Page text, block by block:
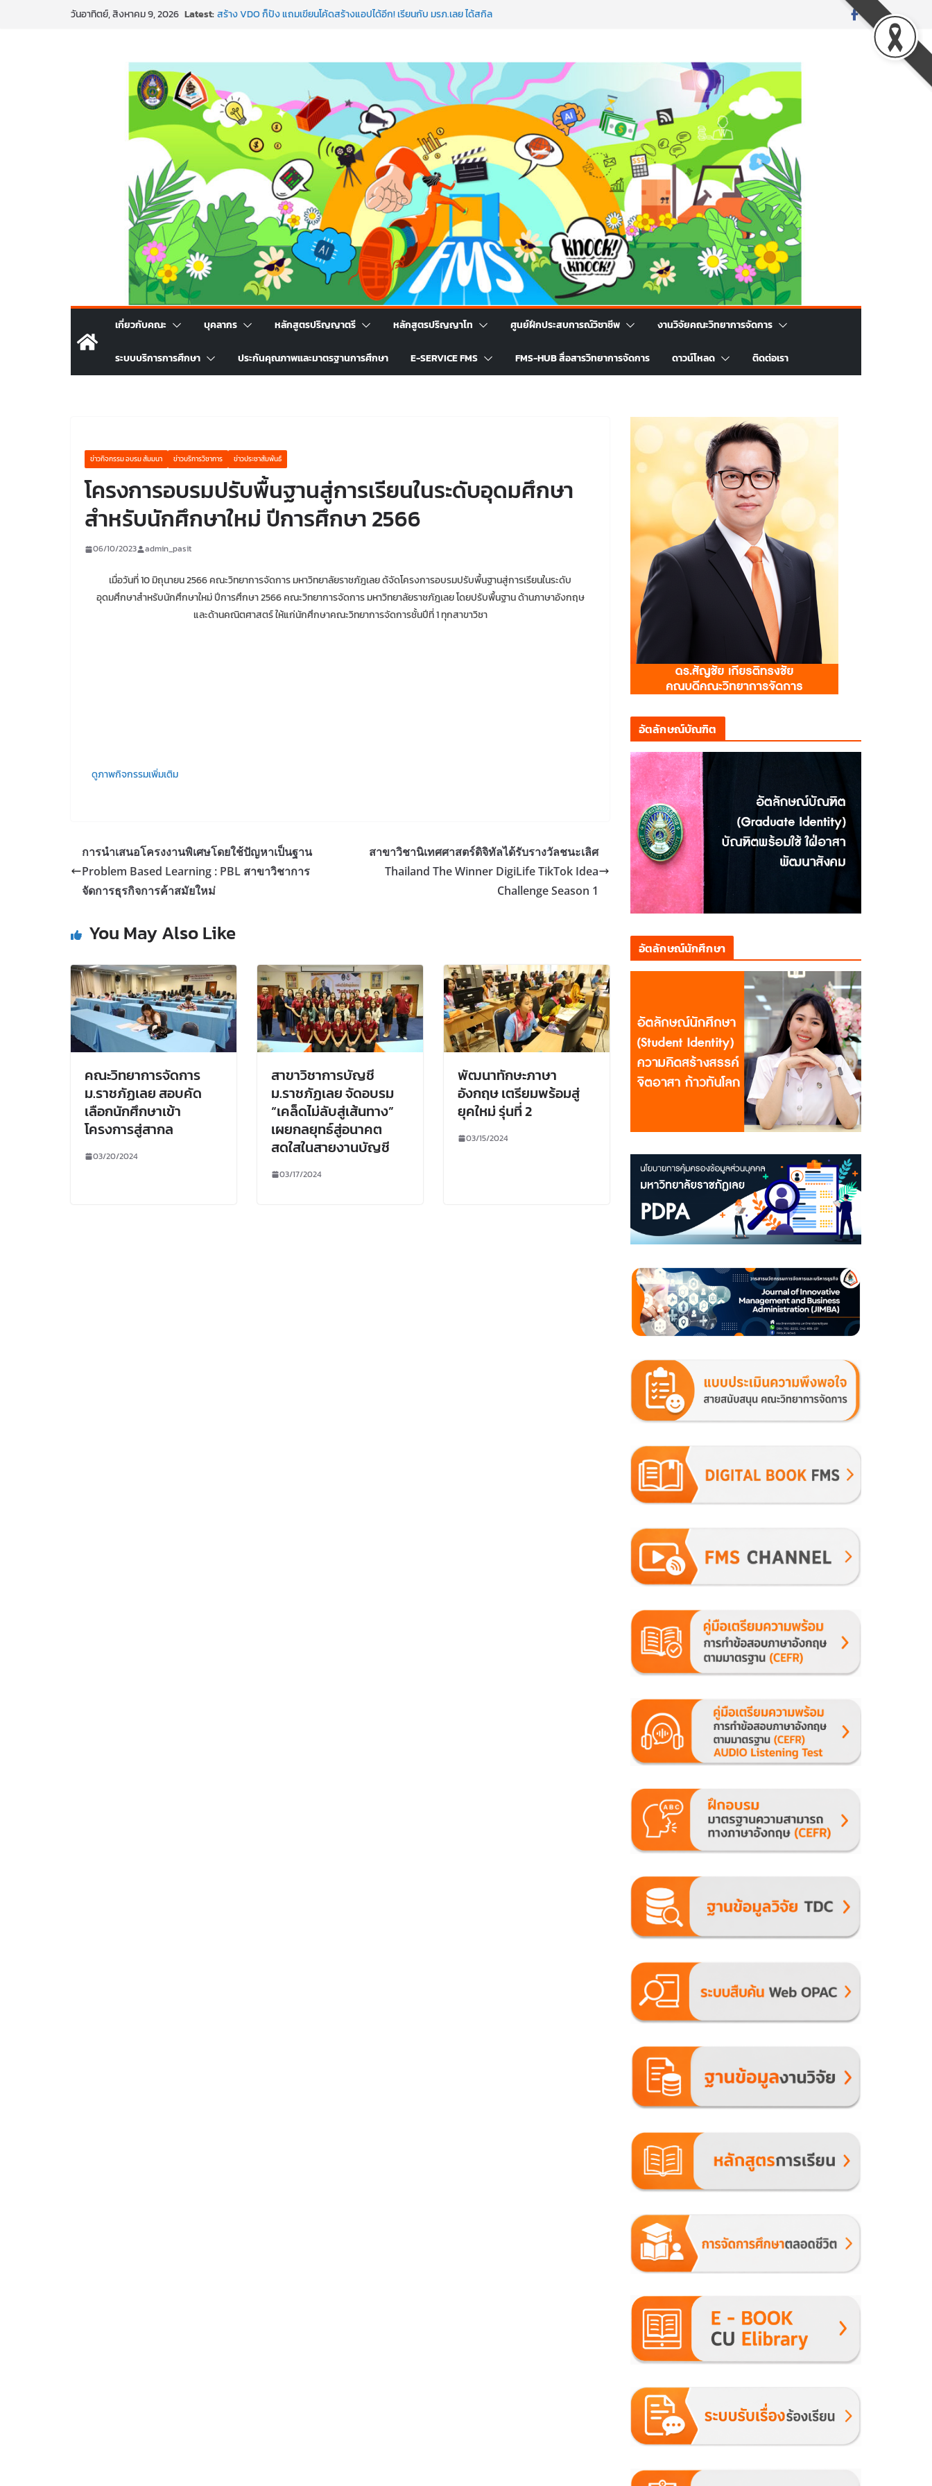
วันอาทิตย์, สิงหาคม 9, 2026 Latest:สร้าง VDO ก็ปัง แถมเขียนโค้ดสร้างแอปได้อีก! เรียนกับ มรภ.เลย ได้สกิล
พาธุรกิจท้องถิ่นสู่ตลาดโลก ด้วยเทคโนโลยี AI!
SMEs ยุคนี้ ถ้าไม่ใช้ AI ถือว่าพลาดมาก!
เกี่ยวกับคณะ บุคลากร หลักสูตรปริญญาตรี หลักสูตรปริญญาโท ศูนย์ฝึกประสบการณ์วิชาชีพ งานวิจัยคณะวิทยาการจัดการ
ระบบบริการการศึกษา ประกันคุณภาพและมาตรฐานการศึกษา E-SERVICE FMS FMS-HUB สื่อสารวิทยาการจัดการ ดาวน์โหลด ติดต่อเรา
ข่าวกิจกรรม อบรม สัมมนา ข่าวบริการวิชาการ ข่าวประชาสัมพันธ์
โครงการอบรมปรับพื้นฐานสู่การเรียนในระดับอุดมศึกษา
สำหรับนักศึกษาใหม่ ปีการศึกษา 2566
06/10/2023 admin_pasit
เมื่อวันที่ 10 มิถุนายน 2566 คณะวิทยาการจัดการ มหาวิทยาลัยราชภัฎเลย ด้จัดโครงการอบรมปรับพื้นฐานสู่การเรียนในระดับ
อุดมศึกษาสำหรับนักศึกษาใหม่ ปีการศึกษา 2566 คณะวิทยาการจัดการ มหาวิทยาลัยราชภัฎเลย โดยปรับพื้นฐาน ด้านภาษาอังกฤษ
และด้านคณิตศาสตร์ ให้แก่นักศึกษาคณะวิทยาการจัดการชั้นปีที่ 1 ทุกสาขาวิชา
ดูภาพกิจกรรมเพิ่มเติม
การนำเสนอโครงงานพิเศษโดยใช้ปัญหาเป็นฐาน
Problem Based Learning : PBL สาขาวิชาการ
จัดการธุรกิจการค้าสมัยใหม่
สาขาวิชานิเทศศาสตร์ดิจิทัลได้รับรางวัลชนะเลิศ
Thailand The Winner DigiLife TikTok Idea
Challenge Season 1
You May Also Like
คณะวิทยาการจัดการ
ม.ราชภัฏเลย สอบคัด
เลือกนักศึกษาเข้า
โครงการสู่สากล
03/20/2024
สาขาวิชาการบัญชี
ม.ราชภัฏเลย จัดอบรม
“เคล็ดไม่ลับสู่เส้นทาง”
เผยกลยุทธ์สู่อนาคต
สดใสในสายงานบัญชี
03/17/2024
พัฒนาทักษะภาษา
อังกฤษ เตรียมพร้อมสู่
ยุคใหม่ รุ่นที่ 2
03/15/2024
อัตลักษณ์บัณฑิต
อัตลักษณ์นักศึกษา